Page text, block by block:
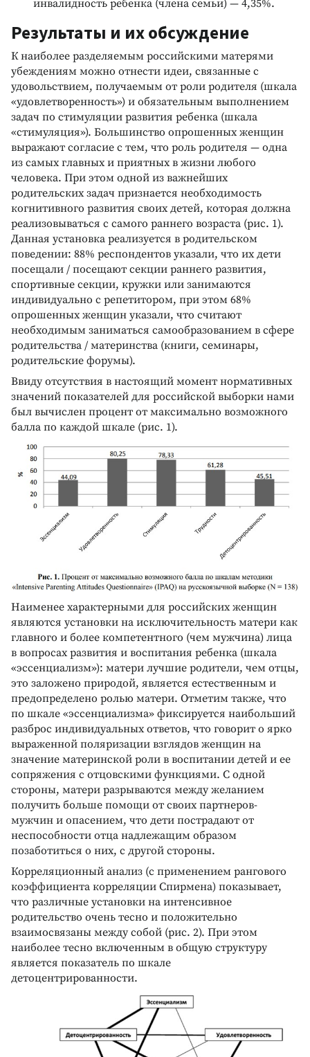
инвалидность ребенка (члена семьи) — 4,35%.
Результаты и их обсуждение
К наиболее разделяемым российскими матерями
убеждениям можно отнести идеи, связанные с
удовольствием, получаемым от роли родителя (шкала
«удовлетворенность») и обязательным выполнением
задач по стимуляции развития ребенка (шкала
«стимуляция»). Большинство опрошенных женщин
выражают согласие с тем, что роль родителя — одна
из самых главных и приятных в жизни любого
человека. При этом одной из важнейших
родительских задач признается необходимость
когнитивного развития своих детей, которая должна
реализовываться с самого раннего возраста (рис. 1).
Данная установка реализуется в родительском
поведении: 88% респондентов указали, что их дети
посещали / посещают секции раннего развития,
спортивные секции, кружки или занимаются
индивидуально с репетитором, при этом 68%
опрошенных женщин указали, что считают
необходимым заниматься самообразованием в сфере
родительства / материнства (книги, семинары,
родительские форумы).
Ввиду отсутствия в настоящий момент нормативных
значений показателей для российской выборки нами
был вычислен процент от максимально возможного
балла по каждой шкале (рис. 1).
Наименее характерными для российских женщин
являются установки на исключительность матери как
главного и более компетентного (чем мужчина) лица
в вопросах развития и воспитания ребенка (шкала
«эссенциализм»): матери лучшие родители, чем отцы,
это заложено природой, является естественным и
предопределено ролью матери. Отметим также, что
по шкале «эссенциализма» фиксируется наибольший
разброс индивидуальных ответов, что говорит о ярко
выраженной поляризации взглядов женщин на
значение материнской роли в воспитании детей и ее
сопряжения с отцовскими функциями. С одной
стороны, матери разрываются между желанием
получить больше помощи от своих партнеров-
мужчин и опасением, что дети пострадают от
неспособности отца надлежащим образом
позаботиться о них, с другой стороны.
Корреляционный анализ (с применением рангового
коэффициента корреляции Спирмена) показывает,
что различные установки на интенсивное
родительство очень тесно и положительно
взаимосвязаны между собой (рис. 2). При этом
наиболее тесно включенным в общую структуру
является показатель по шкале
детоцентрированности.